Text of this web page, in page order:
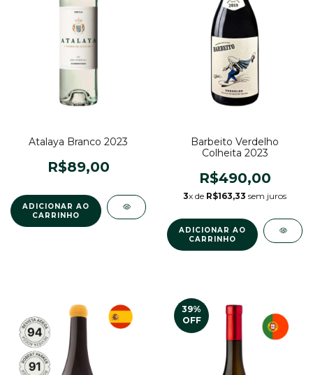
Atalaya Branco 2023
R$89,00
Barbeito Verdelho
Colheita 2023
R$490,00
3x de R$163,33 sem juros
39%
OFF